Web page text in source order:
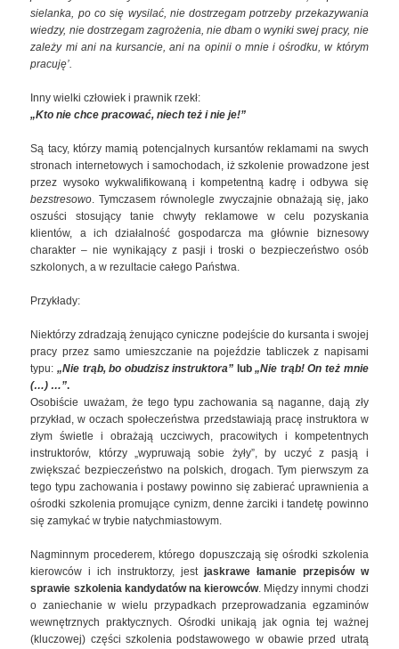
sielanka, po co się wysilać, nie dostrzegam potrzeby przekazywania
wiedzy, nie dostrzegam zagrożenia, nie dbam o wyniki swej pracy, nie
zależy mi ani na kursancie, ani na opinii o mnie i ośrodku, w którym
pracuję’.
Inny wielki człowiek i prawnik rzekł:
„Kto nie chce pracować, niech też i nie je!”
Są tacy, którzy mamią potencjalnych kursantów reklamami na swych
stronach internetowych i samochodach, iż szkolenie prowadzone jest
przez wysoko wykwalifikowaną i kompetentną kadrę i odbywa się
bezstresowo. Tymczasem równolegle zwyczajnie obnażają się, jako
oszuści stosujący tanie chwyty reklamowe w celu pozyskania
klientów, a ich działalność gospodarcza ma głównie biznesowy
charakter – nie wynikający z pasji i troski o bezpieczeństwo osób
szkolonych, a w rezultacie całego Państwa.
Przykłady:
Niektórzy zdradzają żenująco cyniczne podejście do kursanta i swojej
pracy przez samo umieszczanie na pojeździe tabliczek z napisami
typu:„Nie trąb, bo obudzisz instruktora” lub„Nie trąb! On też mnie
(…) …”.
Osobiście uważam, że tego typu zachowania są naganne, dają zły
przykład, w oczach społeczeństwa przedstawiają pracę instruktora w
złym świetle i obrażają uczciwych, pracowitych i kompetentnych
instruktorów, którzy „wypruwają sobie żyły”, by uczyć z pasją i
zwiększać bezpieczeństwo na polskich, drogach. Tym pierwszym za
tego typu zachowania i postawy powinno się zabierać uprawnienia a
ośrodki szkolenia promujące cynizm, denne żarciki i tandetę powinno
się zamykać w trybie natychmiastowym.
Nagminnym procederem, którego dopuszczają się ośrodki szkolenia
kierowców i ich instruktorzy, jest jaskrawe łamanie przepisów w
sprawie szkolenia kandydatów na kierowców. Między innymi chodzi
o zaniechanie w wielu przypadkach przeprowadzania egzaminów
wewnętrznych praktycznych. Ośrodki unikają jak ognia tej ważnej
(kluczowej) części szkolenia podstawowego w obawie przed utratą